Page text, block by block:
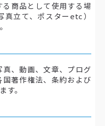
商品として使用する場
立て、ポスターetc）
、動画、文章、プログ
著作権法、条約および
す。